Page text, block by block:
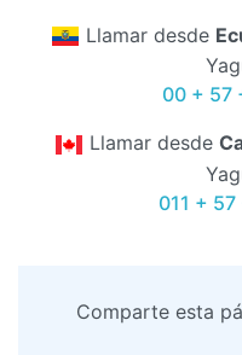
Llamar desde
00 + 57
Llamar desde
011 +
Comparte esta